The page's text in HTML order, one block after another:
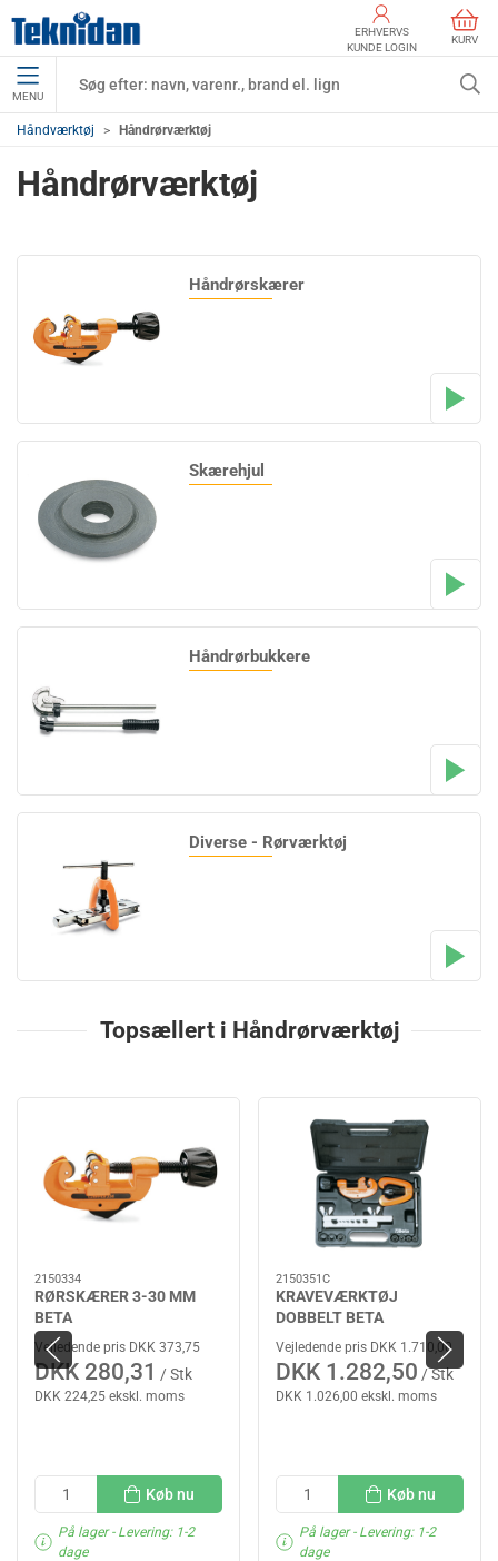
ERHVERVS
KUNDE LOGIN
KURV
MENU
Håndværktøj Håndrørværktøj
Håndrørværktøj
Håndrørskærer
Skærehjul
Håndrørbukkere
Diverse - Rørværktøj
Topsællert i Håndrørværktøj
2150334
RØRSKÆRER 3-30 MM
BETA
Vejledende pris DKK 373,75
DKK 280,31 / Stk
DKK 224,25 ekskl. moms
Køb nu
På lager- Levering: 1-2
dage
2150351C
KRAVEVÆRKTØJ
DOBBELT BETA
Vejledende pris DKK 1.710,00
DKK 1.282,50 / Stk
DKK 1.026,00 ekskl. moms
Køb nu
På lager- Levering: 1-2
dage